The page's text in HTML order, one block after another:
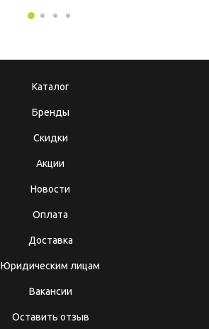
Каталог
Бренды
Скидки
Акции
Новости
Оплата
Доставка
Юридическим лицам
Вакансии
Оставить отзыв